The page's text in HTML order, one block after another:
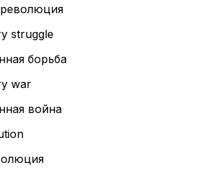
революция
struggle
борьба
war
война